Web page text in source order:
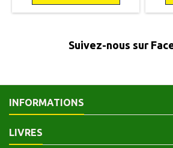
Suivez-nous sur
INFORMATIONS
LIVRES